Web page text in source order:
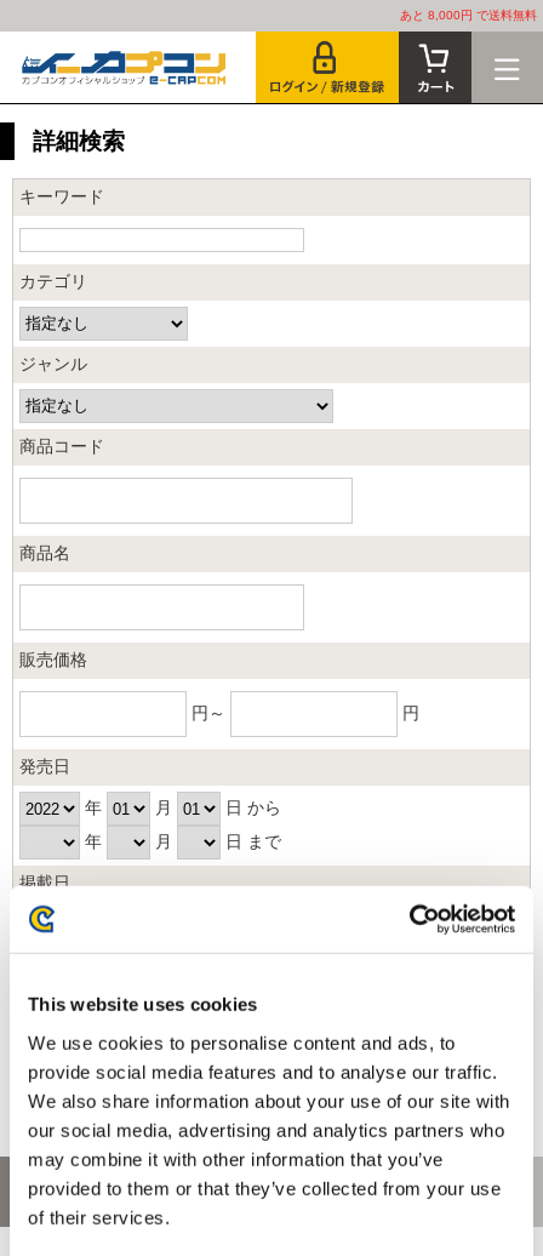
This website uses cookies
We use cookies to personalise content and ads, to
provide social media features and to analyse our traffic.
We also share information about your use of our site with
our social media, advertising and analytics partners who
may combine it with other information that you’ve
provided to them or that they’ve collected from your use
of their services.
あと 8,000円 で送料無料
詳細検索
キーワード
カテゴリ
ジャンル
商品コード
商品名
販売価格
円～ 円
発売日
年 月
日 から
年
月 日 まで
掲載日
お問い合わせ